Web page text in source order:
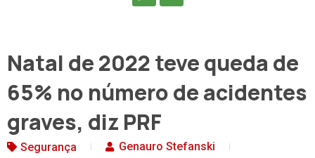
Natal de 2022 teve queda de
65% no número de acidentes
graves, diz PRF
Segurança Genauro Stefanski